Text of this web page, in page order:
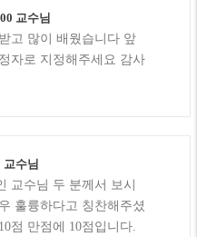
교수님
고 많이 배웠습니다 앞
자로 지정해주세요 감사
수님
교수님 두 분께서 보시
훌륭하다고 칭찬해주셨
점 만점에 10점입니다.